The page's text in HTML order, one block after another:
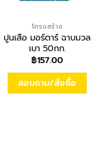
โครงสร้าง
ปูนเสือ มอร์ตาร์ ฉาบมวล
เบา 50กก.
฿157.00
สอบถาม/สั่งซื้อ